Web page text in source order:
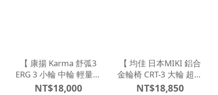
【 康揚 Karma 舒弧3
ERG 3 小輪 中輪 輕量移
位型 手動輪椅 】
NT$18,000
【 均佳 日本MIKI 鋁合
金輪椅 CRT-3 大輪 超輕
系列 】
NT$18,850